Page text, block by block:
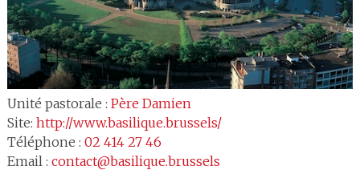
Unité pastorale : Père Damien
Site: http://www.basilique.brussels/
Téléphone : 02 414 27 46
Email : contact@basilique.brussels